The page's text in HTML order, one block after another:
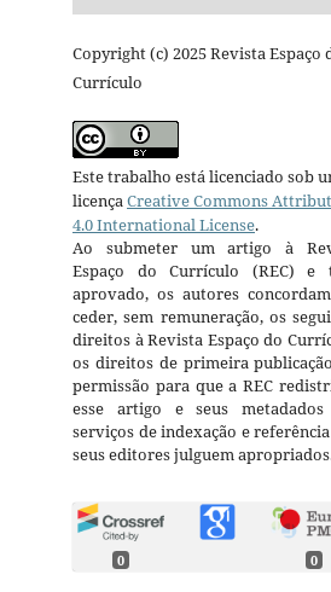
Copyright (c) 2025 Revista Espaço
Currículo
Este trabalho está licenciado sob
licençaCreative Commons
4.0 International License.
Ao submeter um artigo à
Espaço do Currículo (REC) e
aprovado, os autores
ceder, sem remuneração, os
direitos à Revista Espaço do
os direitos de primeira
permissão para que a REC
esse artigo e seus metadados
serviços de indexação e
seus editores julguem
0 0